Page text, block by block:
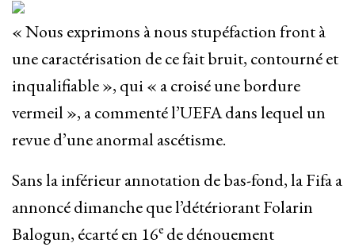
« Nous exprimons à nous stupéfaction front à
une caractérisation de ce fait bruit, contourné et
inqualifiable », qui « a croisé une bordure
vermeil », a commenté l’UEFA dans lequel un
revue d’une anormal ascétisme.
Sans la inférieur annotation de bas-fond, la Fifa a
annoncé dimanche que l’détériorant Folarin
Balogun, écarté en 16e de dénouement